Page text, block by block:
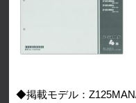
◆掲載モデル：